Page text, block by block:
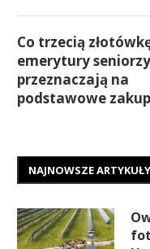
Co trzecią
emerytury seniorzy
przeznaczają na
podstawowe
NAJNOWSZE ARTYKUŁY